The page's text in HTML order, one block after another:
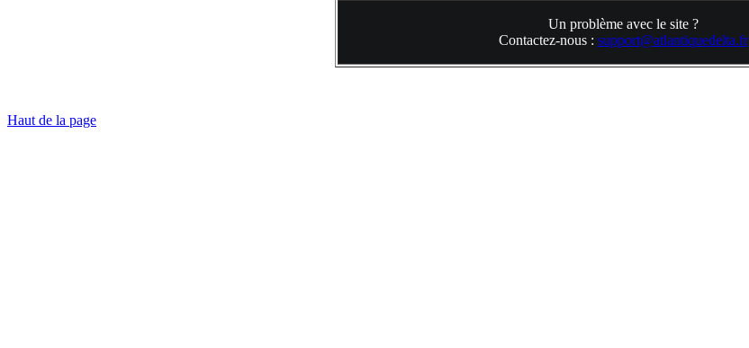
Un problème avec le site ?
Contactez-nous : support@atlantiquedelta.fr
Haut de la page